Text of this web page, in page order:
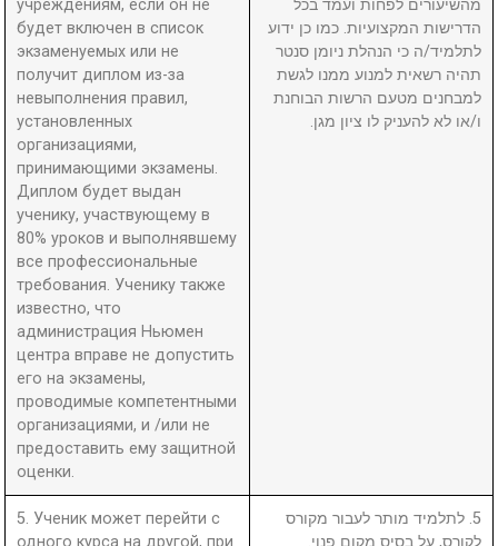
учреждениям, если он не
будет включен в список
экзаменуемых или не
получит диплом из-за
невыполнения правил,
установленных
организациями,
принимающими экзамены.
Диплом будет выдан
ученику, участвующему в
80% уроков и выполнявшему
все профессиональные
требования. Ученику также
известно, что
администрация Ньюмен
центра вправе не допустить
его на экзамены,
проводимые компетентными
организациями, и /или не
предоставить ему защитной
оценки.
מהשיעורים לפחות ועמד בכל
הדרישות המקצועיות. כמו כן ידוע
לתלמיד/ה כי הנהלת ניומן סנטר
תהיה רשאית למנוע ממנו לגשת
למבחנים מטעם הרשות הבוחנת
ו/או לא להעניק לו ציון מגן.
5. Ученик может перейти с
одного курса на другой, при
5. לתלמיד מותר לעבור מקורס
לקורס, על בסיס מקום פנוי.